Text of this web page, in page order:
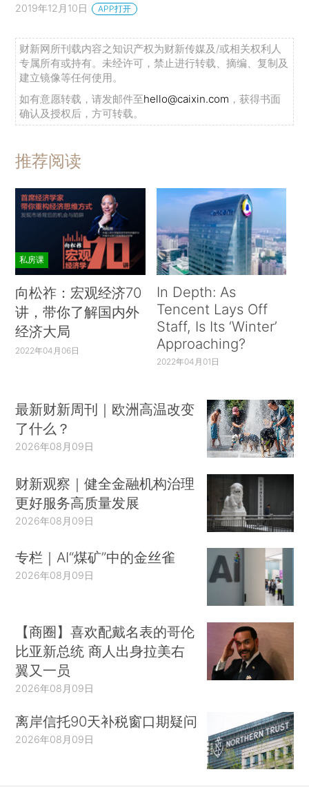
2019年12月10日 APP打开
财新网所刊载内容之知识产权为财新传媒及/或相关权利人
专属所有或持有。未经许可，禁止进行转载、摘编、复制及
建立镜像等任何使用。
如有意愿转载，请发邮件至hello@caixin.com ，获得书面
确认及授权后，方可转载。
推荐阅读
私房课
向松祚：宏观经济70
讲，带你了解国内外
经济大局
2022年04月06日
In Depth: As
Tencent Lays Off
Staff, Is Its ‘Winter’
Approaching?
2022年04月01日
最新财新周刊｜欧洲高温改变
了什么？
2026年08月09日
财新观察｜健全金融机构治理
更好服务高质量发展
2026年08月09日
专栏｜AI“煤矿”中的金丝雀
2026年08月09日
【商圈】喜欢配戴名表的哥伦
比亚新总统 商人出身拉美右
翼又一员
2026年08月09日
离岸信托90天补税窗口期疑问
2026年08月09日